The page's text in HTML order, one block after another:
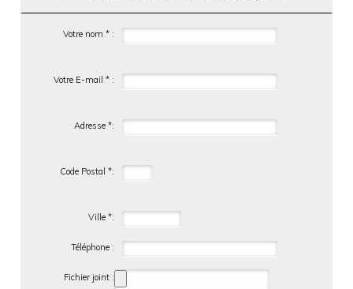
Votre nom * :
Votre E-mail * :
Adresse *:
Code Postal *:
Ville *:
Téléphone :
Fichier joint :